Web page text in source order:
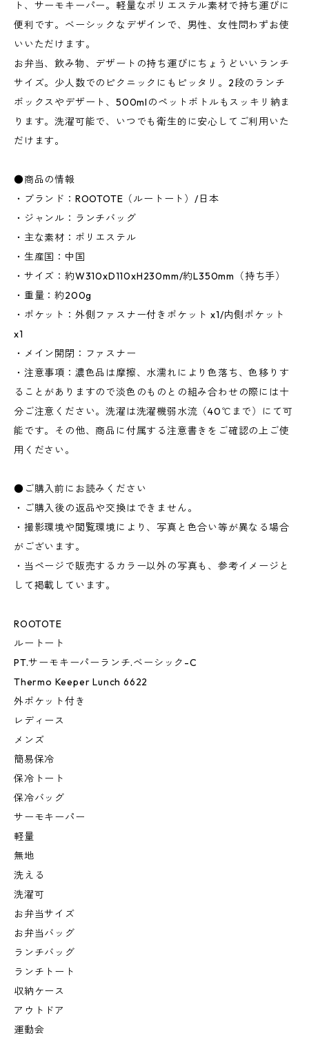
ト、サーモキーパー。軽量なポリエステル素材で持ち運びに
便利です。ベーシックなデザインで、男性、女性問わずお使
いいただけます。
お弁当、飲み物、デザートの持ち運びにちょうどいいランチ
サイズ。少人数でのピクニックにもピッタリ。2段のランチ
ボックスやデザート、500mlのペットボトルもスッキリ納ま
ります。洗濯可能で、いつでも衛生的に安心してご利用いた
だけます。
●商品の情報
・ブランド：ROOTOTE（ルートート）/日本
・ジャンル：ランチバッグ
・主な素材：ポリエステル
・生産国：中国
・サイズ：約W310xD110xH230mm/約L350mm（持ち手）
・重量：約200g
・ポケット：外側ファスナー付きポケット x1/内側ポケット
x1
・メイン開閉：ファスナー
・注意事項：濃色品は摩擦、水濡れにより色落ち、色移りす
ることがありますので淡色のものとの組み合わせの際には十
分ご注意ください。洗濯は洗濯機弱水流（40℃まで）にて可
能です。その他、商品に付属する注意書きをご確認の上ご使
用ください。
●ご購入前にお読みください
・ご購入後の返品や交換はできません。
・撮影環境や閲覧環境により、写真と色合い等が異なる場合
がございます。
・当ページで販売するカラー以外の写真も、参考イメージと
して掲載しています。
ROOTOTE
ルートート
PT.サーモキーパーランチ.ベーシック-C
Thermo Keeper Lunch 6622
外ポケット付き
レディース
メンズ
簡易保冷
保冷トート
保冷バッグ
サーモキーパー
軽量
無地
洗える
洗濯可
お弁当サイズ
お弁当バッグ
ランチバッグ
ランチトート
収納ケース
アウトドア
運動会